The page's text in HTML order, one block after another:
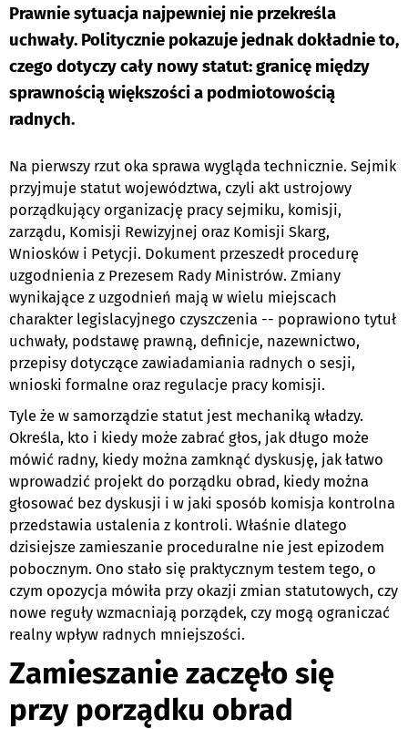
Prawnie sytuacja najpewniej nie przekreśla
uchwały. Politycznie pokazuje jednak dokładnie to,
czego dotyczy cały nowy statut: granicę między
sprawnością większości a podmiotowością
radnych.
Na pierwszy rzut oka sprawa wygląda technicznie. Sejmik
przyjmuje statut województwa, czyli akt ustrojowy
porządkujący organizację pracy sejmiku, komisji,
zarządu, Komisji Rewizyjnej oraz Komisji Skarg,
Wniosków i Petycji. Dokument przeszedł procedurę
uzgodnienia z Prezesem Rady Ministrów. Zmiany
wynikające z uzgodnień mają w wielu miejscach
charakter legislacyjnego czyszczenia -- poprawiono tytuł
uchwały, podstawę prawną, definicje, nazewnictwo,
przepisy dotyczące zawiadamiania radnych o sesji,
wnioski formalne oraz regulacje pracy komisji.
Tyle że w samorządzie statut jest mechaniką władzy.
Określa, kto i kiedy może zabrać głos, jak długo może
mówić radny, kiedy można zamknąć dyskusję, jak łatwo
wprowadzić projekt do porządku obrad, kiedy można
głosować bez dyskusji i w jaki sposób komisja kontrolna
przedstawia ustalenia z kontroli. Właśnie dlatego
dzisiejsze zamieszanie proceduralne nie jest epizodem
pobocznym. Ono stało się praktycznym testem tego, o
czym opozycja mówiła przy okazji zmian statutowych, czy
nowe reguły wzmacniają porządek, czy mogą ograniczać
realny wpływ radnych mniejszości.
Zamieszanie zaczęło się
przy porządku obrad